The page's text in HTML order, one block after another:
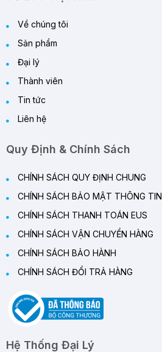
Về chúng tôi
Sản phẩm
Đại lý
Thành viên
Tin tức
Liên hệ
Quy Định & Chính Sách
CHÍNH SÁCH QUY ĐỊNH CHUNG
CHÍNH SÁCH BẢO MẬT THÔNG TIN
CHÍNH SÁCH THANH TOÁN EUS
CHÍNH SÁCH VẬN CHUYỂN HÀNG
CHÍNH SÁCH BẢO HÀNH
CHÍNH SÁCH ĐỔI TRẢ HÀNG
Hệ Thống Đại Lý